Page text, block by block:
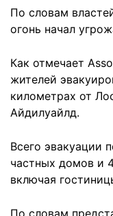
По словам
огонь начал
Как отмечает
жителей
километрах от
Айдилуайлд.
Всего эвакуации
частных домов и
включая
По словам